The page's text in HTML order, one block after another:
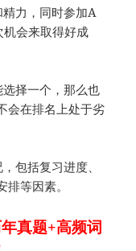
力，同时参加A
会来取得好成
择一个，那么也
会在排名上处于劣
包括复习进度、
等因素。
真题+高频词